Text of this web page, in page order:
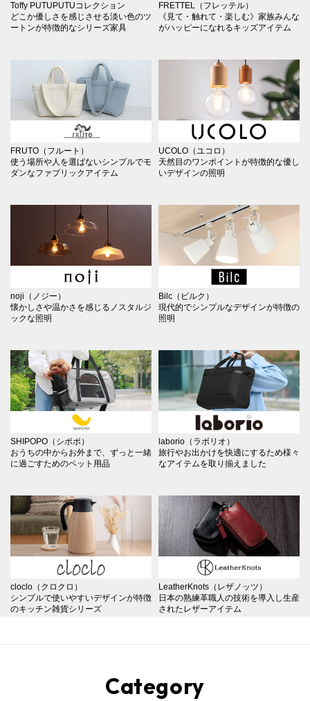
Toffy PUTUPUTUコレクション
どこか優しさを感じさせる淡い色のツ
ートンが特徴的なシリーズ家具
FRETTEL（フレッテル）
《見て・触れて・楽しむ》家族みんな
がハッピーになれるキッズアイテム
FRUTO（フルート）
使う場所や人を選ばないシンプルでモ
ダンなファブリックアイテム
UCOLO（ユコロ）
天然目のワンポイントが特徴的な優し
いデザインの照明
noji（ノジー）
懐かしさや温かさを感じるノスタルジ
ックな照明
Bilc（ビルク）
現代的でシンプルなデザインが特徴の
照明
SHIPOPO（シポポ）
おうちの中からお外まで、ずっと一緒
に過ごすためのペット用品
laborio（ラボリオ）
旅行やお出かけを快適にするため様々
なアイテムを取り揃えました
cloclo（クロクロ）
シンプルで使いやすいデザインが特徴
のキッチン雑貨シリーズ
LeatherKnots（レザノッツ）
日本の熟練革職人の技術を導入し生産
されたレザーアイテム
Category